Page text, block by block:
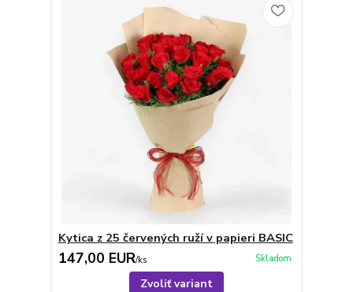
Kytica z 25 červených ruží v papieri BASIC
147,00 EUR/ks Skladom
Zvoliť variant